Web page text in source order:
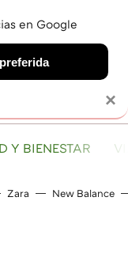
Y BIENESTAR
Zara New Balance
×
en Google